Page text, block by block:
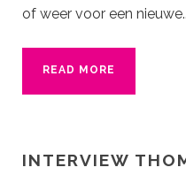
of weer voor een
READ MORE
INTERVIEW